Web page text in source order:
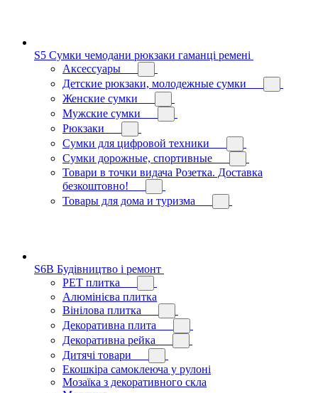
S5 Сумки чемодани рюкзаки гаманці ремені
Аксессуары
Детские рюкзаки, молодежные сумки
Женские сумки
Мужские сумки
Рюкзаки
Сумки для цифровой техники
Сумки дорожные, спортивные
Товари в точки видача Розетка. Доставка
безкоштовно!
Товары для дома и туризма
S6B Будівництво і ремонт
PЕT плитка
Алюмінієва плитка
Вінілова плитка
Декоративна плита
Декоративна рейка
Дитячі товари
Екошкіра самоклеюча у рулоні
Мозаїка з декоративного скла